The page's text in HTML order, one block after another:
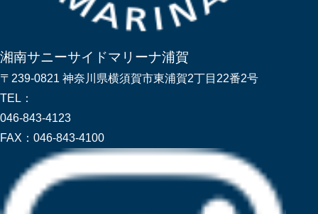
湘南サニーサイドマリーナ浦賀
〒239-0821 神奈川県横須賀市東浦賀2丁目22番2号
TEL：
046-843-4123
FAX： 046-843-4100